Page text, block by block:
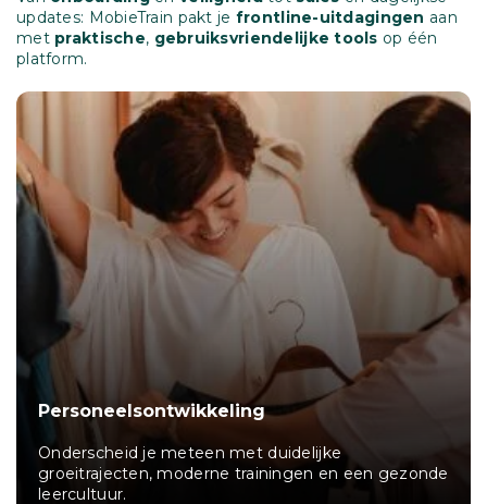
updates: MobieTrain pakt je frontline-uitdagingen aan
met praktische, gebruiksvriendelijke tools op één
platform.
met duidelijke
trainingen en een gezonde
Compliance &
Train je team om
leven, zodat je risico's